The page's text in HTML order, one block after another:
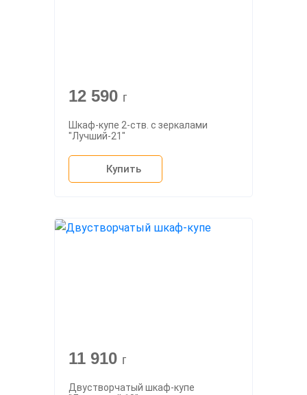
12 590 г
Шкаф-купе 2-ств. с зеркалами
"Лучший-21"
Купить
11 910 г
Двустворчатый шкаф-купе